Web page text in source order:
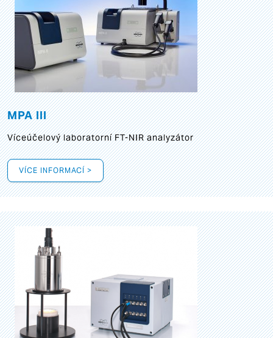
MPA III
Víceúčelový laboratorní FT-NIR analyzátor
VÍCE INFORMACÍ >